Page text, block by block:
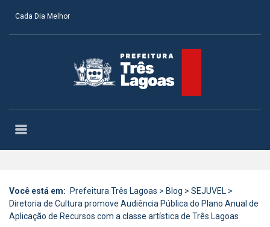
Cada Dia Melhor
Você está em: Prefeitura Três Lagoas > Blog > SEJUVEL >
Diretoria de Cultura promove Audiência Pública do Plano Anual de
Aplicação de Recursos com a classe artística de Três Lagoas